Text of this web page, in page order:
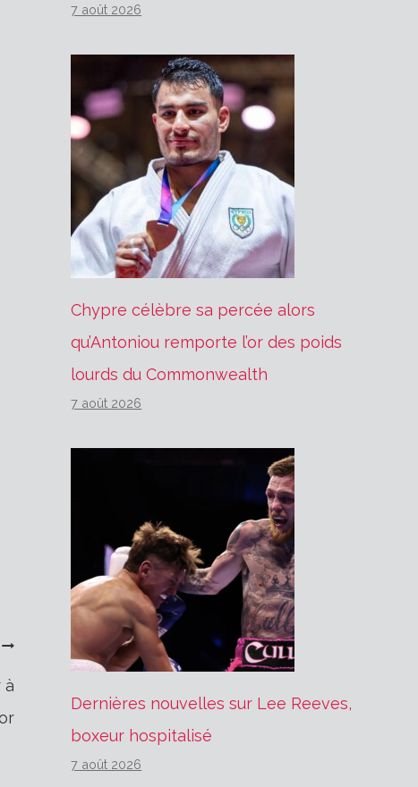
à
7 août 2026
Chypre célèbre sa percée alors
qu’Antoniou remporte l’or des poids
lourds du Commonwealth
7 août 2026
Dernières nouvelles sur Lee Reeves,
boxeur hospitalisé
7 août 2026